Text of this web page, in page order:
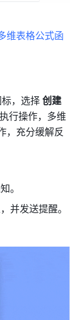
维表格公式函
标，选择 创建
行操作，多维
，充分缓解反
。
并发送提醒。